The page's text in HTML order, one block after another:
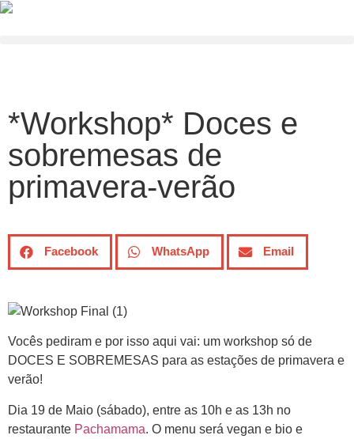
*Workshop* Doces e
sobremesas de
primavera-verão
Facebook WhatsApp Email
Vocês pediram e por isso aqui vai: um workshop só de
DOCES E SOBREMESAS para as estações de primavera e
verão!
Dia 19 de Maio (sábado), entre as 10h e as 13h no
restaurante Pachamama. O menu será vegan e bio e